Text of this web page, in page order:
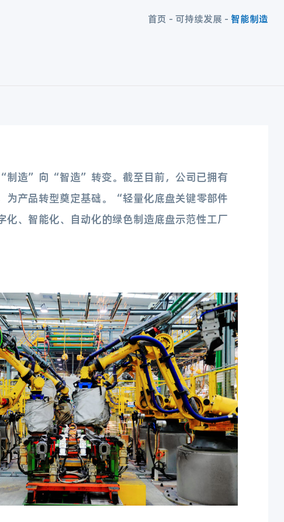
首页 -可持续发展 -智能制造
“制造”向“智造”转变。截至目前，公司已拥有
为产品转型奠定基础。“轻量化底盘关键零部件
、智能化、自动化的绿色制造底盘示范性工厂